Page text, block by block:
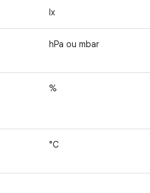
lx
hPa ou mbar
%
°C